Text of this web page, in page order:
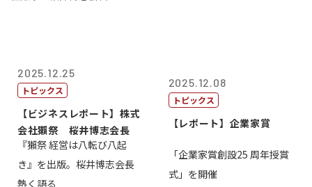
2025.12.25
トピックス
【ビジネスレポート】株式
会社獺祭 桜井博志会長
『獺祭 経営は八転び八起
き』を出版。桜井博志会長
熱く語る
2025.12.08
トピックス
【レポート】企業家賞
「企業家賞創設25 周年授賞
式」を開催